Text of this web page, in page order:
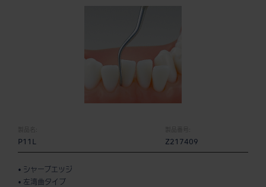
製品名:
P11L
製品番号:
Z217409
• シャープエッジ
• 左湾曲タイプ